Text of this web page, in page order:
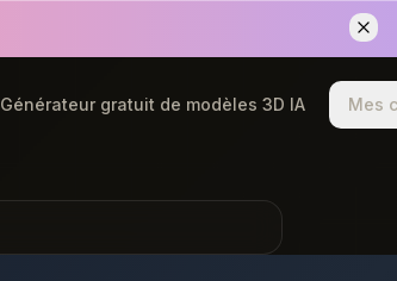
Générateur gratuit de modèles 3D IA Mes